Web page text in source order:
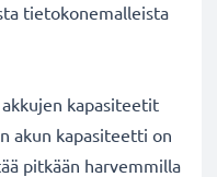
tietokonemalleista
kapasiteetit
akun kapasiteetti on
pitkään harvemmilla